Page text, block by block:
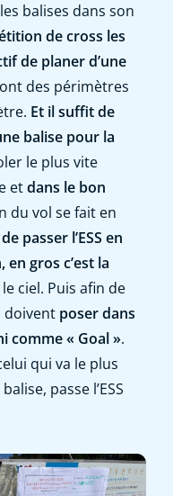
balises dans son
de cross les
de planer d’une
des périmètres
Et il suffit de
balise pour la
le plus vite
etdans le bon
du vol se fait en
de passer l’ESS en
en gros c’est la
ciel. Puis afin de
doivent poser dans
comme « Goal ».
qui va le plus
passe l’ESS